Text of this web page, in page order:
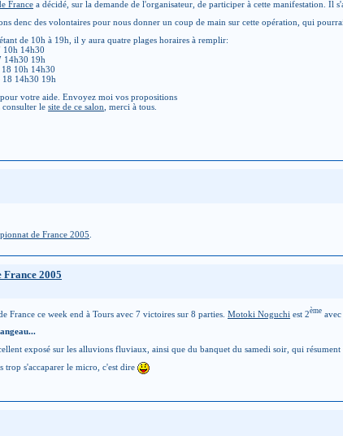
France a décidé, sur la demande de l'organisateur, de participer à cette manifestation. Il
denc des volontaires pour nous donner un coup de main sur cette opération, qui
de 10h à 19h, il y aura quatre plages horaires à remplir:
10h 14h30
14h30 19h
10h 14h30
18 14h30 19h
votre aide. Envoyez moi vos propositions
consulter le site de ce salon , merci à tous.
de France 2005
France 2005
France ce week end à Tours avec 7 victoires sur 8 parties. Motoki Noguchi est 2ème
exposé sur les alluvions fluviaux, ainsi que du banquet du samedi soir, qui
trop s'accaparer le micro, c'est dire